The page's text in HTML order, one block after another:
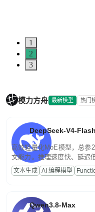
1
2
3
模力方舟 最新模型 热门
DeepSeek-V4-
高效轻量化MoE模型，总参
文能力。推理速度快、延迟
高并发、轻量化任务，适合
文案处理等普惠刚需场景。
文本生成 AI 编程模型
Qwen3.8-Max